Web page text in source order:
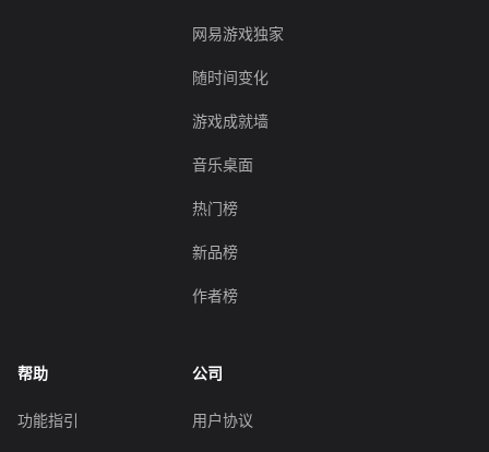
网易游戏独家
随时间变化
游戏成就墙
音乐桌面
热门榜
新品榜
作者榜
帮助
功能指引
公司
用户协议